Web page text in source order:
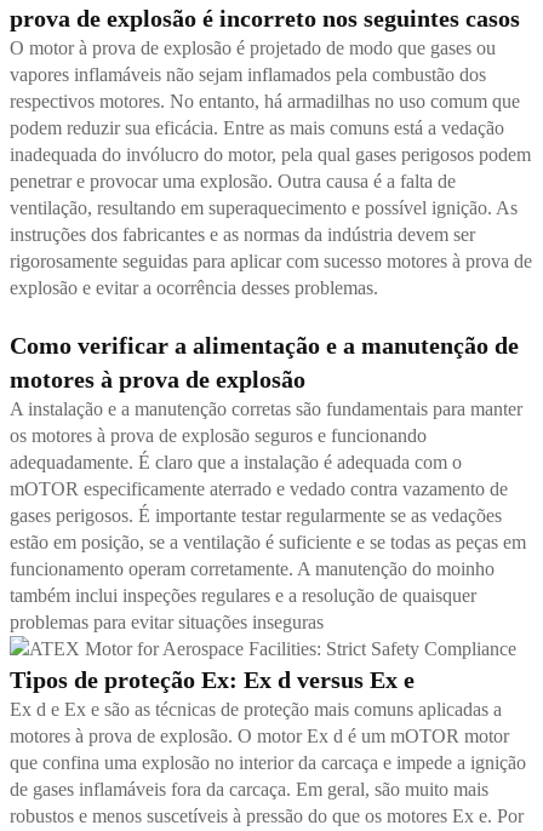
prova de explosão é incorreto nos seguintes casos
O motor à prova de explosão é projetado de modo que gases ou
vapores inflamáveis não sejam inflamados pela combustão dos
respectivos motores. No entanto, há armadilhas no uso comum que
podem reduzir sua eficácia. Entre as mais comuns está a vedação
inadequada do invólucro do motor, pela qual gases perigosos podem
penetrar e provocar uma explosão. Outra causa é a falta de
ventilação, resultando em superaquecimento e possível ignição. As
instruções dos fabricantes e as normas da indústria devem ser
rigorosamente seguidas para aplicar com sucesso motores à prova de
explosão e evitar a ocorrência desses problemas.
Como verificar a alimentação e a manutenção de
motores à prova de explosão
A instalação e a manutenção corretas são fundamentais para manter
os motores à prova de explosão seguros e funcionando
adequadamente. É claro que a instalação é adequada com o
mOTOR especificamente aterrado e vedado contra vazamento de
gases perigosos. É importante testar regularmente se as vedações
estão em posição, se a ventilação é suficiente e se todas as peças em
funcionamento operam corretamente. A manutenção do moinho
também inclui inspeções regulares e a resolução de quaisquer
problemas para evitar situações inseguras
Tipos de proteção Ex: Ex d versus Ex e
Ex d e Ex e são as técnicas de proteção mais comuns aplicadas a
motores à prova de explosão. O motor Ex d é um mOTOR motor
que confina uma explosão no interior da carcaça e impede a ignição
de gases inflamáveis fora da carcaça. Em geral, são muito mais
robustos e menos suscetíveis à pressão do que os motores Ex e. Por